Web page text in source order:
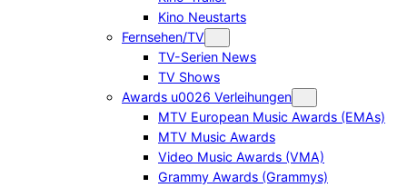
Kino Neustarts
Fernsehen/TV
TV-Serien News
TV Shows
Awards u0026 Verleihungen
MTV European Music Awards (EMAs)
MTV Music Awards
Video Music Awards (VMA)
Grammy Awards (Grammys)